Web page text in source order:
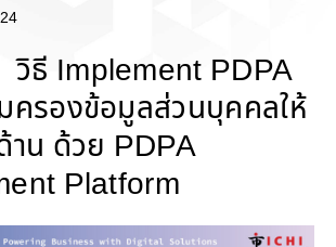
วิธี Implement PDPA
ครองข้อมูลส่วนบุคคลให้
าน ด้วย PDPA
Platform